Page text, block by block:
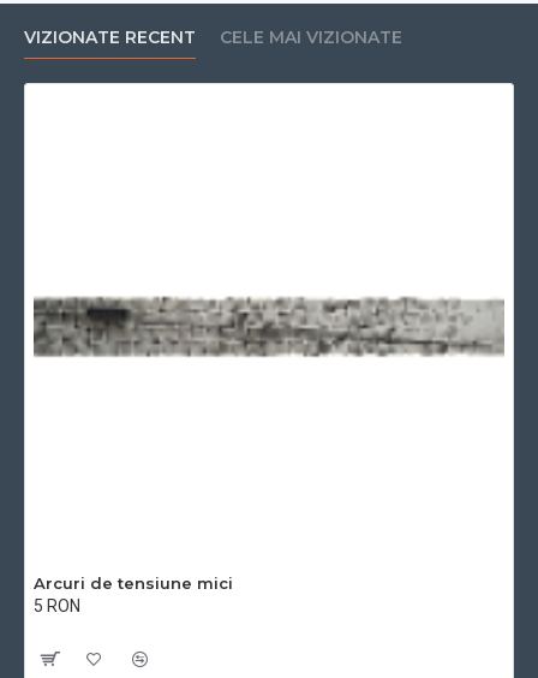
VIZIONATE RECENT CELE MAI VIZIONATE
Arcuri de tensiune mici
5 RON